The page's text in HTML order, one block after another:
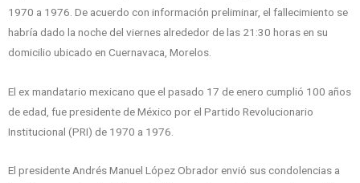
1970 a 1976. De acuerdo con información preliminar, el fallecimiento se
habría dado la noche del viernes alrededor de las 21:30 horas en su
domicilio ubicado en Cuernavaca, Morelos.
El ex mandatario mexicano que el pasado 17 de enero cumplió 100 años
de edad, fue presidente de México por el Partido Revolucionario
Institucional (PRI) de 1970 a 1976.
El presidente Andrés Manuel López Obrador envió sus condolencias a